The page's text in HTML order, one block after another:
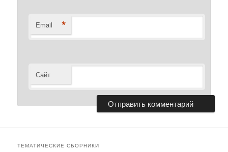
Email *
Сайт
ТЕМАТИЧЕСКИЕ СБОРНИКИ